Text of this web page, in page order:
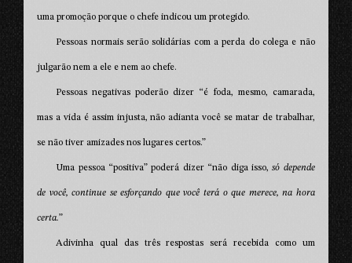
uma promoção porque o chefe indicou um protegido.
Pessoas normais serão solidárias com a perda do colega e não
julgarão nem a ele e nem ao chefe.
Pessoas negativas poderão dizer “é foda, mesmo, camarada,
mas a vida é assim injusta, não adianta você se matar de trabalhar,
se não tiver amizades nos lugares certos.”
Uma pessoa “positiva” poderá dizer “não diga isso,só depende
de você, continue se esforçando que você terá o que merece, na hora
certa.”
Adivinha qual das três respostas será recebida como um